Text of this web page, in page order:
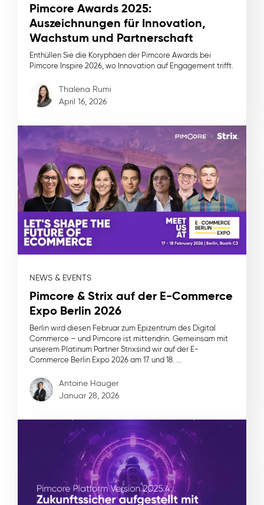
Pimcore Awards 2025:
Auszeichnungen für Innovation,
Wachstum und Partnerschaft
Enthüllen Sie die Koryphäen der Pimcore Awards bei
Pimcore Inspire 2026, wo Innovation auf Engagement trifft.
Thalena Rumi
April 16, 2026
NEWS & EVENTS
Pimcore & Strix auf der E-Commerce
Expo Berlin 2026
Berlin wird diesen Februar zum Epizentrum des Digital
Commerce – und Pimcore ist mittendrin. Gemeinsam mit
unserem Platinum Partner Strixsind wir auf der E-
Commerce Berlin Expo 2026 am 17. und 18. ...
Antoine Hauger
Januar 28, 2026